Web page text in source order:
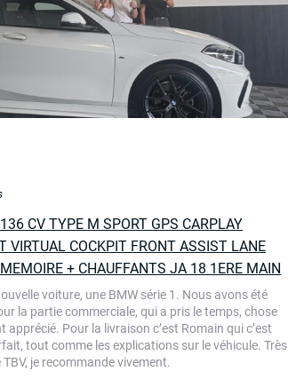
CV TYPE M SPORT GPS CARPLAY
VIRTUAL COCKPIT FRONT ASSIST LANE
+ CHAUFFANTS JA 18 1ERE MAIN
voiture, une BMW série 1. Nous avons été
la partie commerciale, qui a pris le temps, chose
Pour la livraison c’est Romain qui c’est
tout comme les explications sur le véhicule. Très
je recommande vivement.